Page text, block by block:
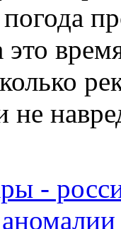
погода
это
не
-